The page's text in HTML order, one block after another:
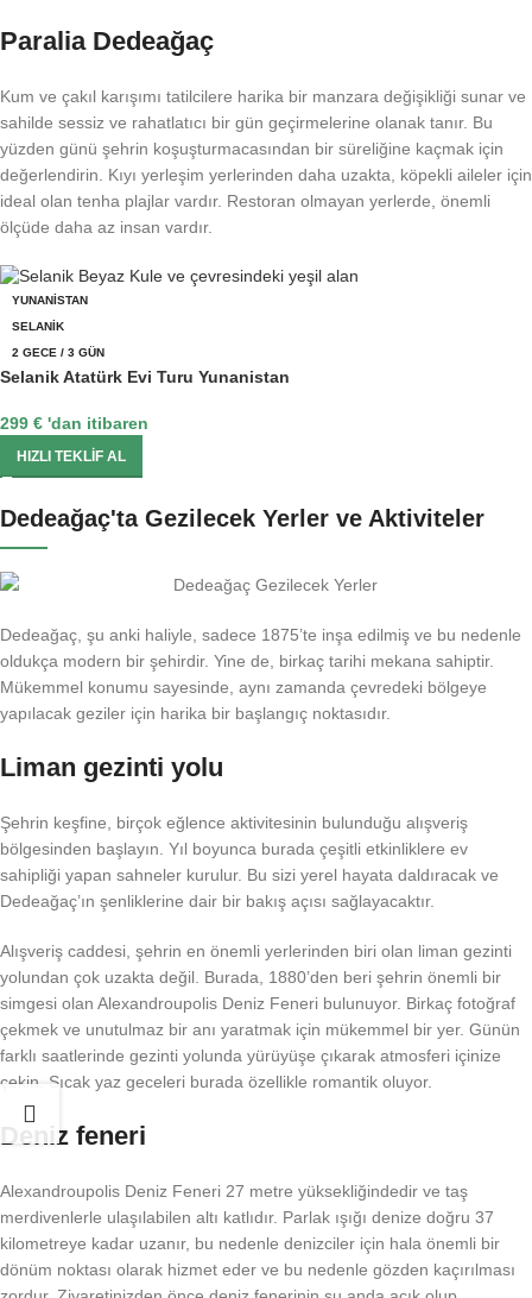
Paralia Dedeağaç
Kum ve çakıl karışımı tatilcilere harika bir manzara değişikliği sunar ve
sahilde sessiz ve rahatlatıcı bir gün geçirmelerine olanak tanır. Bu
yüzden günü şehrin koşuşturmacasından bir süreliğine kaçmak için
değerlendirin. Kıyı yerleşim yerlerinden daha uzakta, köpekli aileler için
ideal olan tenha plajlar vardır. Restoran olmayan yerlerde, önemli
ölçüde daha az insan vardır.
YUNANISTAN
SELANIK
2 GECE / 3 GÜN
Selanik Atatürk Evi Turu Yunanistan
299 € 'dan itibaren
HIZLI TEKLIF AL
Dedeağaç'ta Gezilecek Yerler ve Aktiviteler
Dedeağaç, şu anki haliyle, sadece 1875’te inşa edilmiş ve bu nedenle
oldukça modern bir şehirdir. Yine de, birkaç tarihi mekana sahiptir.
Mükemmel konumu sayesinde, aynı zamanda çevredeki bölgeye
yapılacak geziler için harika bir başlangıç ​​noktasıdır.
Liman gezinti yolu
Şehrin keşfine, birçok eğlence aktivitesinin bulunduğu alışveriş
bölgesinden başlayın. Yıl boyunca burada çeşitli etkinliklere ev
sahipliği yapan sahneler kurulur. Bu sizi yerel hayata daldıracak ve
Dedeağaç’ın şenliklerine dair bir bakış açısı sağlayacaktır.
Alışveriş caddesi, şehrin en önemli yerlerinden biri olan liman gezinti
yolundan çok uzakta değil. Burada, 1880’den beri şehrin önemli bir
simgesi olan Alexandroupolis Deniz Feneri bulunuyor. Birkaç fotoğraf
çekmek ve unutulmaz bir anı yaratmak için mükemmel bir yer. Günün
farklı saatlerinde gezinti yolunda yürüyüşe çıkarak atmosferi içinize
çekin. Sıcak yaz geceleri burada özellikle romantik oluyor.
Deniz feneri
Alexandroupolis Deniz Feneri 27 metre yüksekliğindedir ve taş
merdivenlerle ulaşılabilen altı katlıdır. Parlak ışığı denize doğru 37
kilometreye kadar uzanır, bu nedenle denizciler için hala önemli bir
dönüm noktası olarak hizmet eder ve bu nedenle gözden kaçırılması